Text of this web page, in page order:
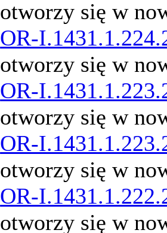
otworzy się w
OR-
otworzy się w
OR-
otworzy się w
OR-
otworzy się w
OR-
otworzy się w